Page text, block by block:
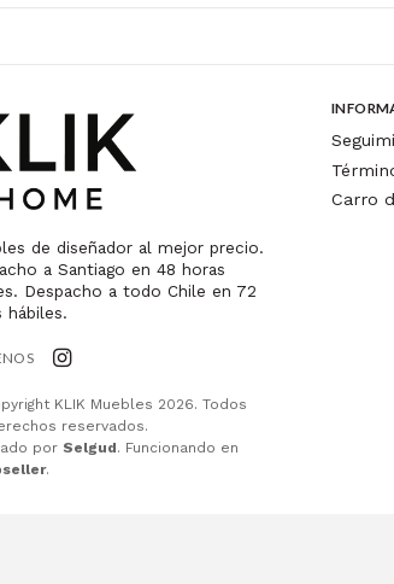
de diseñador al mejor precio.
a Santiago en 48 horas
Despacho a todo Chile en 72
hábiles.
KLIK Muebles 2026. Todos
reservados.
por Selgud. Funcionando en
.
Carro